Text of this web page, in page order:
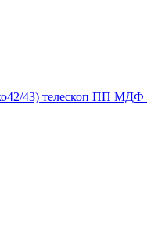
43) телескоп ПП